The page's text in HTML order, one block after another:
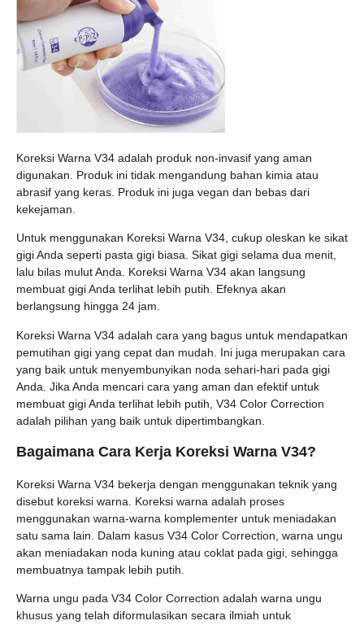
Koreksi Warna V34 adalah produk non-invasif yang aman
digunakan. Produk ini tidak mengandung bahan kimia atau
abrasif yang keras. Produk ini juga vegan dan bebas dari
kekejaman.
Untuk menggunakan Koreksi Warna V34, cukup oleskan ke sikat
gigi Anda seperti pasta gigi biasa. Sikat gigi selama dua menit,
lalu bilas mulut Anda. Koreksi Warna V34 akan langsung
membuat gigi Anda terlihat lebih putih. Efeknya akan
berlangsung hingga 24 jam.
Koreksi Warna V34 adalah cara yang bagus untuk mendapatkan
pemutihan gigi yang cepat dan mudah. Ini juga merupakan cara
yang baik untuk menyembunyikan noda sehari-hari pada gigi
Anda. Jika Anda mencari cara yang aman dan efektif untuk
membuat gigi Anda terlihat lebih putih, V34 Color Correction
adalah pilihan yang baik untuk dipertimbangkan.
Bagaimana Cara Kerja Koreksi Warna V34?
Koreksi Warna V34 bekerja dengan menggunakan teknik yang
disebut koreksi warna. Koreksi warna adalah proses
menggunakan warna-warna komplementer untuk meniadakan
satu sama lain. Dalam kasus V34 Color Correction, warna ungu
akan meniadakan noda kuning atau coklat pada gigi, sehingga
membuatnya tampak lebih putih.
Warna ungu pada V34 Color Correction adalah warna ungu
khusus yang telah diformulasikan secara ilmiah untuk